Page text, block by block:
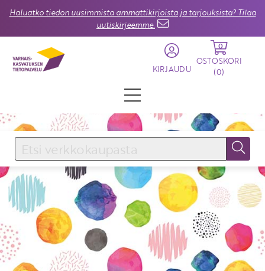
Haluatko tiedon uusimmista ammattikirjoista ja tarjouksista? Tilaa
uutiskirjeemme.
KIRJAUDU
0
OSTOSKORI
(0)
KIRJAUDU SISÄÄN
Käyttäjätunnus
Salasana
Unohtuiko salasana?